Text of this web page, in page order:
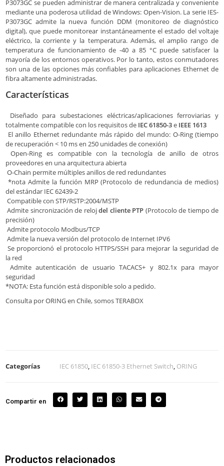
P3073GC se pueden administrar de manera centralizada y conveniente
mediante una poderosa utilidad de Windows: Open-Vision. La serie IES-
P3073GC admite la nueva función DDM (monitoreo de diagnóstico
digital), que puede monitorear instantáneamente el estado del voltaje
eléctrico, la corriente y la temperatura. Además, el amplio rango de
temperatura de funcionamiento de -40 a 85 °C puede satisfacer la
mayoría de los entornos operativos. Por lo tanto, estos conmutadores
son una de las opciones más confiables para aplicaciones Ethernet de
fibra altamente administradas.
Características
Diseñado para subestaciones eléctricas/aplicaciones ferroviarias y
totalmente compatible con los requisitos de IEC 61850-3e IEEE 1613
El anillo Ethernet redundante más rápido del mundo: O-Ring (tiempo
de recuperación < 10 ms en 250 unidades de conexión)
Open-Ring es compatible con la tecnología de anillo de otros
proveedores en una arquitectura abierta
O-Chain permite múltiples anillos de red redundantes
*nota Admite la función MRP (Protocolo de redundancia de medios)
del estándar IEC 62439-2
Compatible con STP/RSTP:2004/MSTP
Admite sincronización de relojdel cliente PTP (Protocolo de tiempo de
precisión)
Admite protocolo Modbus/TCP
Admite la nueva versión del protocolo de Internet IPV6
Se proporcionó el protocolo HTTPS/SSH para mejorar la seguridad de
la red
Admite autenticación de usuario TACACS+ y 802.1x para mayor
seguridad
*NOTA: Esta función está disponible solo a pedido.
Consulta por ORING en Chile, somos TERABOX
Categorías IEC 61850 IEC 61850-3 Ethernet Switch ORING
Compartir en
Productos relacionados